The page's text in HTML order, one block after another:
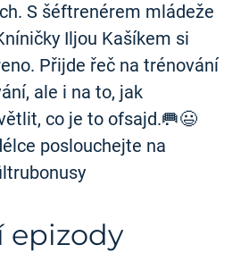
S šéftrenérem mládeže
Iljou Kašíkem si
Přijde řeč na trénování
ale i na to, jak
co je to ofsajd.🥅😃
poslouchejte na
epizody